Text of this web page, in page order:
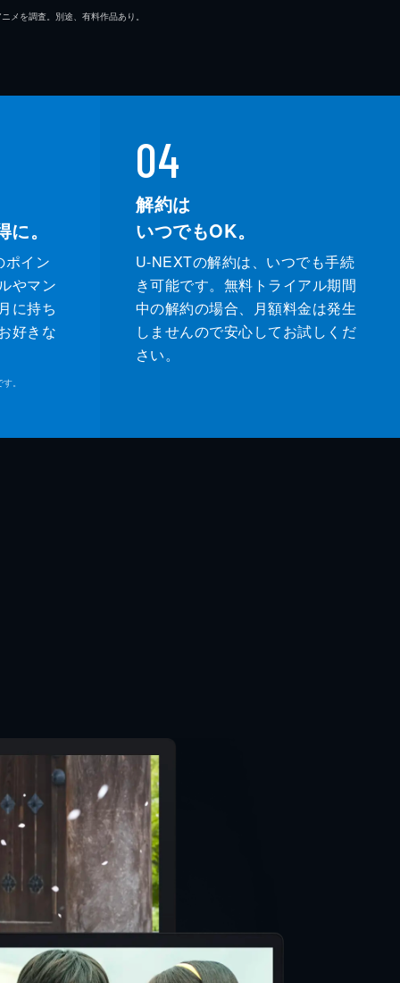
を調査。別途、有料作品あり。
。
ポイン
やマン
に持ち
好きな
。
04
解約は
いつでもOK。
U-NEXTの解約は、いつでも手続
き可能です。無料トライアル期間
中の解約の場合、月額料金は発生
しませんので安心してお試しくだ
さい。